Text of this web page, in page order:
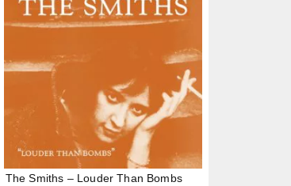
The Smiths – Louder Than Bombs